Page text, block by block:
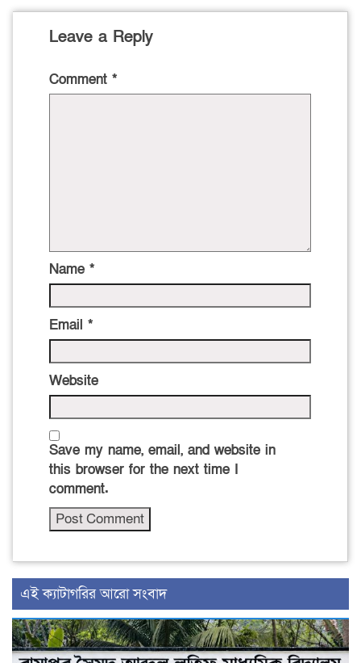
Leave a Reply
Comment *
Name *
Email *
Website
Save my name, email, and website in
this browser for the next time I
comment.
‍এই ক্যাটাগরির ‍আরো সংবাদ